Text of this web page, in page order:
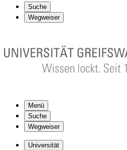
Suche
Wegweiser
Menü
Suche
Wegweiser
Universität